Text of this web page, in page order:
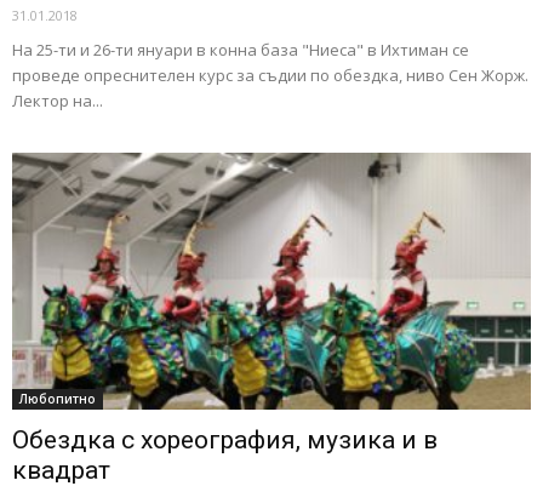
31.01.2018
На 25-ти и 26-ти януари в конна база "Ниеса" в Ихтиман се
проведе опреснителен курс за съдии по обездка, ниво Сен Жорж.
Лектор на...
Любопитно
Обездка с хореография, музика и в
квадрат